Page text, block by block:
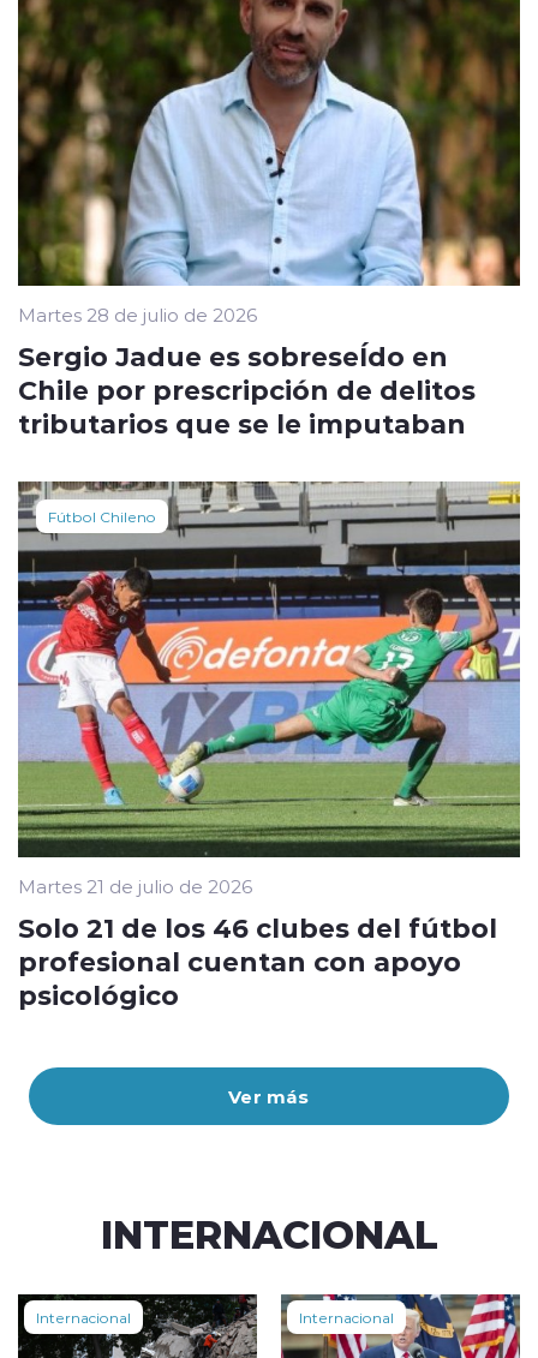
Ver más
Martes 28 de julio de 2026
Sergio Jadue es sobreseÍdo en
Chile por prescripción de delitos
tributarios que se le imputaban
Fútbol Chileno
Martes 21 de julio de 2026
Solo 21 de los 46 clubes del fútbol
profesional cuentan con apoyo
psicológico
INTERNACIONAL
Internacional Internacional